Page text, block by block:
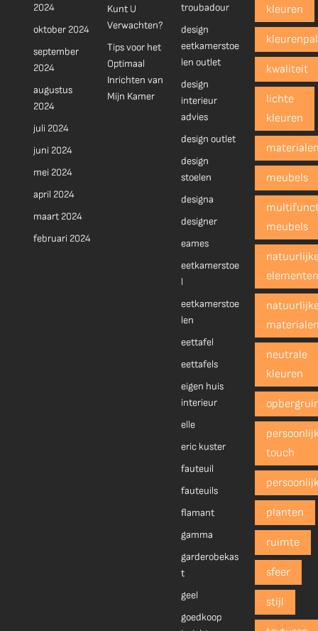
2024
oktober 2024
september
2024
augustus
2024
juli 2024
juni 2024
mei 2024
april 2024
maart 2024
februari 2024
Kunt U
Verwachten?
Tips voor het
Optimaal
Inrichten van
Mijn Kamer
troubadour
design
eetkamerstoe
len outlet
design
interieur
advies
design outlet
design
stoelen
designa
designer
eames
eetkamerstoe
l
eetkamerstoe
len
eettafel
eettafels
eigen huis
interieur
elle
eric kuster
fauteuil
fauteuils
flamant
gamma
garderobekas
t
geel
goedkoop
kleuren
kwaliteit
lichte
kleuren
meubels
meubels
neutrale
kleuren
touch
planten
ruimte
sfeer
stijl